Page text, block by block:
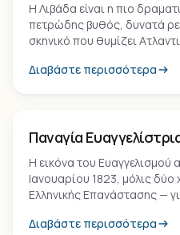
Η Λιβάδα είναι η πιο
πετρώδης βυθός, δυνατά
σκηνικό που θυμίζει
Διαβάστε περισσότερα
Παναγία
Η εικόνα του Ευαγγελισμού
Ιανουαρίου 1823, μόλις
Ελληνικής Επανάστασης —
κράτους.
Διαβάστε περισσότερα